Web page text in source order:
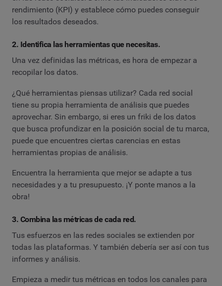
rendimiento (KPI) y establece cómo puedes conseguir
los resultados deseados.
2. Identifica las herramientas que necesitas.
Una vez definidas las métricas, es hora de empezar a
recopilar los datos.
¿Qué herramientas piensas utilizar? Cada red social
tiene su propia herramienta de análisis que puedes
aprovechar. Sin embargo, si eres un friki de los datos
que busca profundizar en la posición social de tu marca,
puede que encuentres ciertas carencias en estas
herramientas propias de análisis.
Encuentra la herramienta que mejor se adapte a tus
necesidades y a tu presupuesto. ¡Y ponte manos a la
obra!
3. Combina las métricas de cada red.
Tus esfuerzos en las redes sociales se extienden por
todas las plataformas. Y también debería ser así con tus
informes y análisis.
Empieza a medir tus métricas en todos los canales para